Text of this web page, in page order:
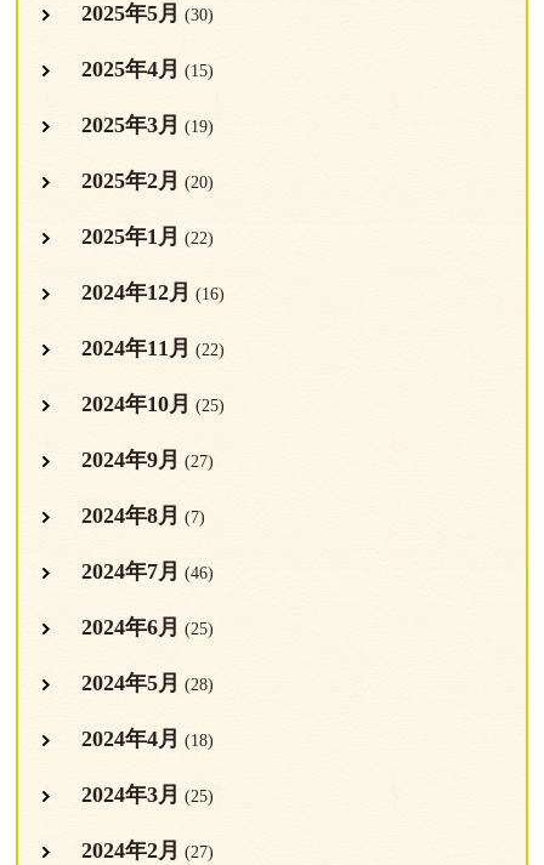
2025年5月 (30)
2025年4月 (15)
2025年3月 (19)
2025年2月 (20)
2025年1月 (22)
2024年12月 (16)
2024年11月 (22)
2024年10月 (25)
2024年9月 (27)
2024年8月 (7)
2024年7月 (46)
2024年6月 (25)
2024年5月 (28)
2024年4月 (18)
2024年3月 (25)
2024年2月 (27)